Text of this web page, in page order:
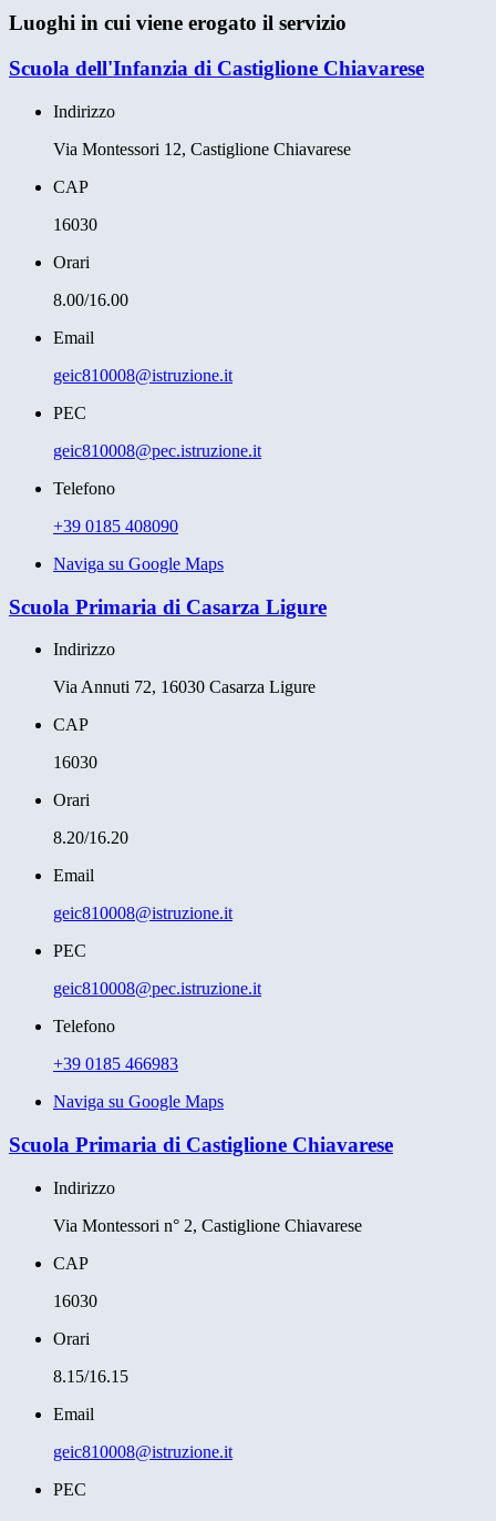
Luoghi in cui viene erogato il servizio
Scuola dell'Infanzia di Castiglione Chiavarese
Indirizzo
Via Montessori 12, Castiglione Chiavarese
CAP
16030
Orari
8.00/16.00
Email
geic810008@istruzione.it
PEC
geic810008@pec.istruzione.it
Telefono
+39 0185 408090
Naviga su Google Maps
Scuola Primaria di Casarza Ligure
Indirizzo
Via Annuti 72, 16030 Casarza Ligure
CAP
16030
Orari
8.20/16.20
Email
geic810008@istruzione.it
PEC
geic810008@pec.istruzione.it
Telefono
+39 0185 466983
Naviga su Google Maps
Scuola Primaria di Castiglione Chiavarese
Indirizzo
Via Montessori n° 2, Castiglione Chiavarese
CAP
16030
Orari
8.15/16.15
Email
geic810008@istruzione.it
PEC